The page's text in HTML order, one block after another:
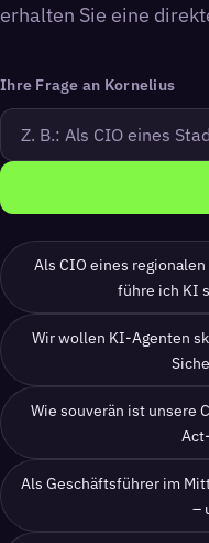
erhalten Sie eine
Ihre Frage an Kornelius
Als CIO eines
führe ich KI
Wir wollen KI-Agenten
Wie souverän ist unsere
Als Geschäftsführer im
–